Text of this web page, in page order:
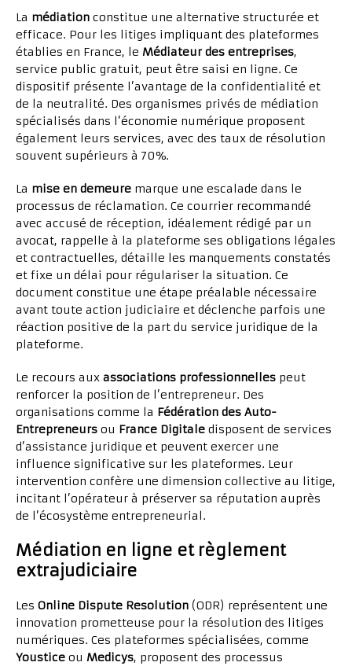
La médiation constitue une alternative structurée et
efficace. Pour les litiges impliquant des plateformes
établies en France, le Médiateur des entreprises,
service public gratuit, peut être saisi en ligne. Ce
dispositif présente l’avantage de la confidentialité et
de la neutralité. Des organismes privés de médiation
spécialisés dans l’économie numérique proposent
également leurs services, avec des taux de résolution
souvent supérieurs à 70%.
La mise en demeure marque une escalade dans le
processus de réclamation. Ce courrier recommandé
avec accusé de réception, idéalement rédigé par un
avocat, rappelle à la plateforme ses obligations légales
et contractuelles, détaille les manquements constatés
et fixe un délai pour régulariser la situation. Ce
document constitue une étape préalable nécessaire
avant toute action judiciaire et déclenche parfois une
réaction positive de la part du service juridique de la
plateforme.
Le recours aux associations professionnelles peut
renforcer la position de l’entrepreneur. Des
organisations comme la Fédération des Auto-
Entrepreneurs ou France Digitale disposent de services
d’assistance juridique et peuvent exercer une
influence significative sur les plateformes. Leur
intervention confère une dimension collective au litige,
incitant l’opérateur à préserver sa réputation auprès
de l’écosystème entrepreneurial.
Médiation en ligne et règlement
extrajudiciaire
Les Online Dispute Resolution (ODR) représentent une
innovation prometteuse pour la résolution des litiges
numériques. Ces plateformes spécialisées, comme
Youstice ou Medicys, proposent des processus